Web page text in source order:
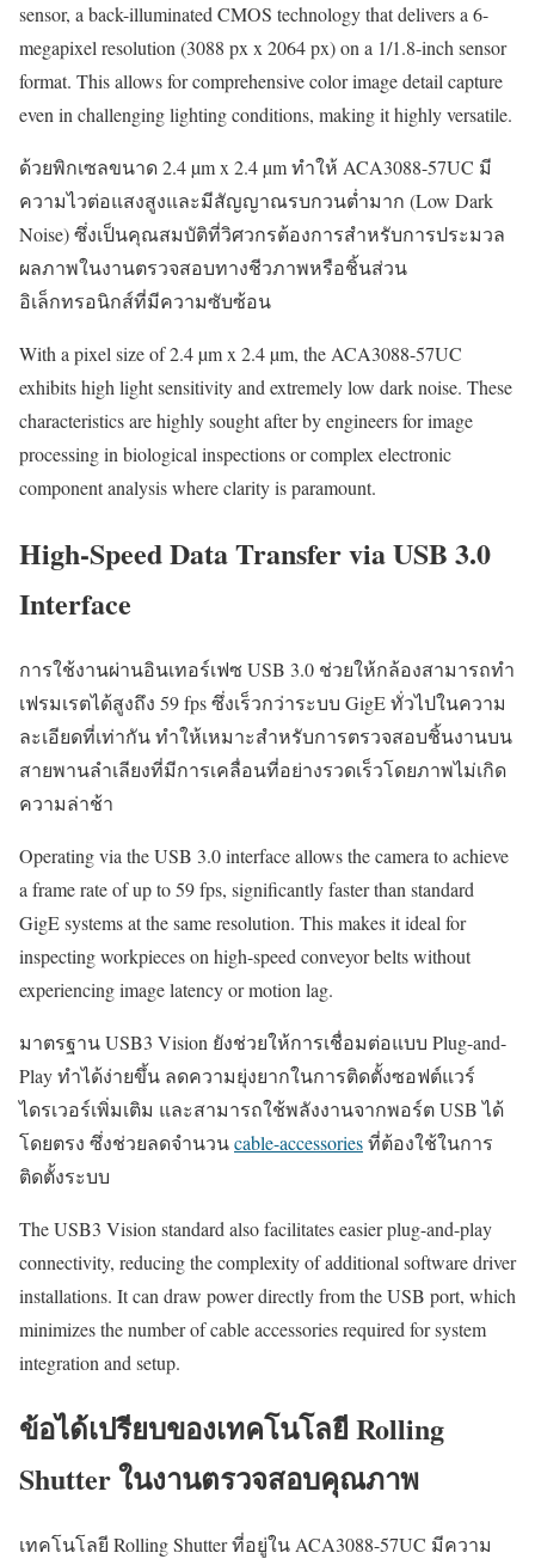
sensor, a back-illuminated CMOS technology that delivers a 6-
megapixel resolution (3088 px x 2064 px) on a 1/1.8-inch sensor
format. This allows for comprehensive color image detail capture
even in challenging lighting conditions, making it highly versatile.
ด้วยพิกเซลขนาด 2.4 µm x 2.4 µm ทำให้ ACA3088-57UC มี
ความไวต่อแสงสูงและมีสัญญาณรบกวนต่ำมาก (Low Dark
Noise) ซึ่งเป็นคุณสมบัติที่วิศวกรต้องการสำหรับการประมวล
ผลภาพในงานตรวจสอบทางชีวภาพหรือชิ้นส่วน
อิเล็กทรอนิกส์ที่มีความซับซ้อน
With a pixel size of 2.4 µm x 2.4 µm, the ACA3088-57UC
exhibits high light sensitivity and extremely low dark noise. These
characteristics are highly sought after by engineers for image
processing in biological inspections or complex electronic
component analysis where clarity is paramount.
High-Speed Data Transfer via USB 3.0
Interface
การใช้งานผ่านอินเทอร์เฟซ USB 3.0 ช่วยให้กล้องสามารถทำ
เฟรมเรตได้สูงถึง 59 fps ซึ่งเร็วกว่าระบบ GigE ทั่วไปในความ
ละเอียดที่เท่ากัน ทำให้เหมาะสำหรับการตรวจสอบชิ้นงานบน
สายพานลำเลียงที่มีการเคลื่อนที่อย่างรวดเร็วโดยภาพไม่เกิด
ความล่าช้า
Operating via the USB 3.0 interface allows the camera to achieve
a frame rate of up to 59 fps, significantly faster than standard
GigE systems at the same resolution. This makes it ideal for
inspecting workpieces on high-speed conveyor belts without
experiencing image latency or motion lag.
มาตรฐาน USB3 Vision ยังช่วยให้การเชื่อมต่อแบบ Plug-and-
Play ทำได้ง่ายขึ้น ลดความยุ่งยากในการติดตั้งซอฟต์แวร์
ไดรเวอร์เพิ่มเติม และสามารถใช้พลังงานจากพอร์ต USB ได้
โดยตรง ซึ่งช่วยลดจำนวนcable-accessoriesที่ต้องใช้ในการ
ติดตั้งระบบ
The USB3 Vision standard also facilitates easier plug-and-play
connectivity, reducing the complexity of additional software driver
installations. It can draw power directly from the USB port, which
minimizes the number of cable accessories required for system
integration and setup.
ข้อได้เปรียบของเทคโนโลยี Rolling
Shutter ในงานตรวจสอบคุณภาพ
เทคโนโลยี Rolling Shutter ที่อยู่ใน ACA3088-57UC มีความ